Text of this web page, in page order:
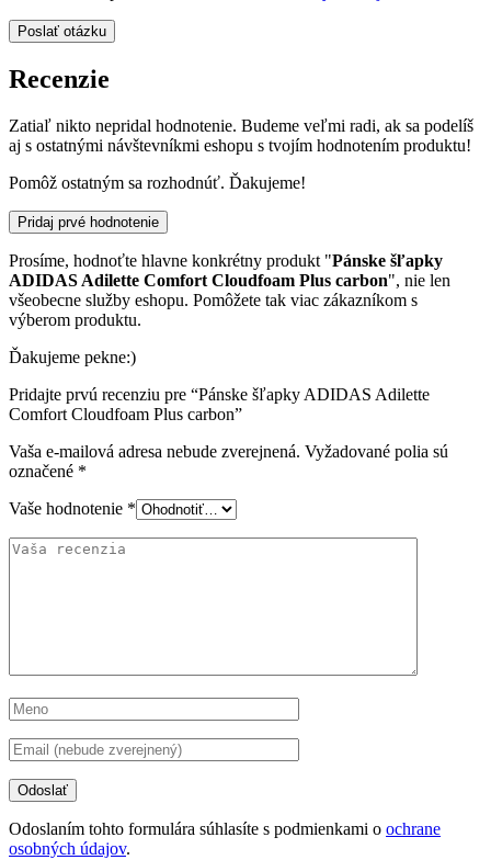
Recenzie
Zatiaľ nikto nepridal hodnotenie. Budeme veľmi radi, ak sa podelíš
aj s ostatnými návštevníkmi eshopu s tvojím hodnotením produktu!
Pomôž ostatným sa rozhodnúť. Ďakujeme!
Pridaj prvé hodnotenie
Prosíme, hodnoťte hlavne konkrétny produkt "Pánske šľapky
ADIDAS Adilette Comfort Cloudfoam Plus carbon", nie len
všeobecne služby eshopu. Pomôžete tak viac zákazníkom s
výberom produktu.
Ďakujeme pekne:)
Pridajte prvú recenziu pre “Pánske šľapky ADIDAS Adilette
Comfort Cloudfoam Plus carbon”
Vaša e-mailová adresa nebude zverejnená. Vyžadované polia sú
označené *
Vaše hodnotenie *
Odoslaním tohto formulára súhlasíte s podmienkami o ochrane
osobných údajov.